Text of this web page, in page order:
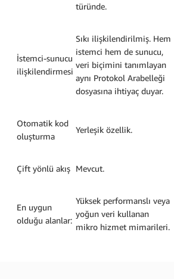
türünde.
İstemci-sunucu
ilişkilendirmesi
Sıkı ilişkilendirilmiş. Hem
istemci hem de sunucu,
veri biçimini tanımlayan
aynı Protokol Arabelleği
dosyasına ihtiyaç duyar.
Otomatik kod
oluşturma
Yerleşik özellik.
Çift yönlü akış Mevcut.
En uygun
olduğu alanlar:
Yüksek performanslı veya
yoğun veri kullanan
mikro hizmet mimarileri.